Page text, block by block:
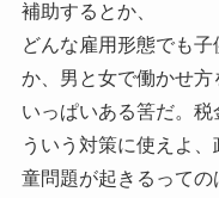
補助するとか、
どんな雇用形態でも
か、男と女で働かせ
いっぱいある筈だ。
ういう対策に使えよ
童問題が起きるっての